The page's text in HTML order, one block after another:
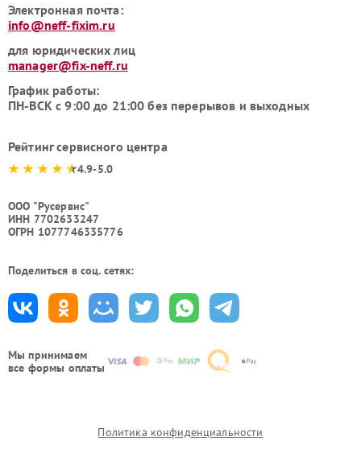
Мы принимаем
все формы оплаты
Электронная почта:
info@neff-fixim.ru
для юридических лиц
manager@fix-neff.ru
График работы:
ПН-ВСК с 9:00 до 21:00 без перерывов и выходных
Рейтинг сервисного центра
4.9-5.0
ООО "Русервис"
ИНН 7702633247
ОГРН 1077746335776
Поделиться в соц. сетях:
Политика конфиденциальности